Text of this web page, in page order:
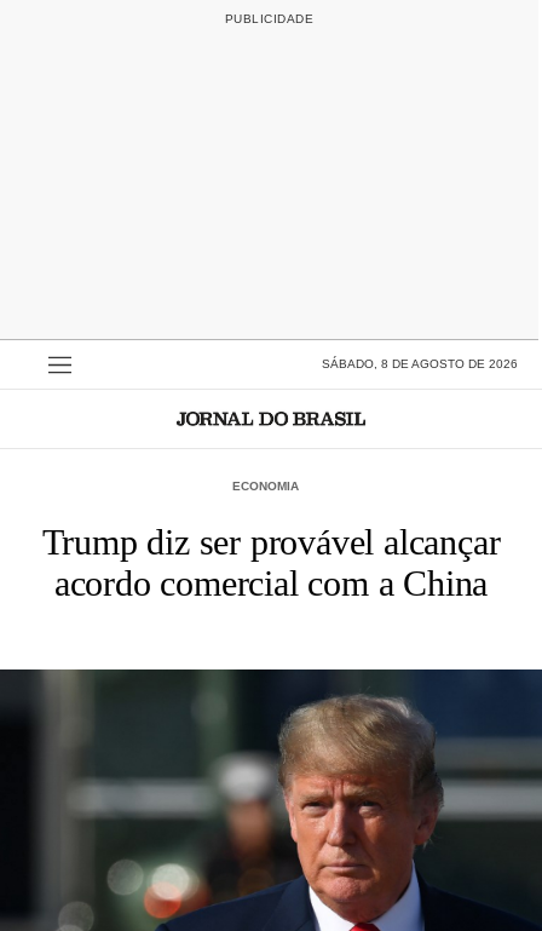
SÁBADO, 8 DE AGOSTO DE 2026
ECONOMIA
Trump diz ser provável alcançar
acordo comercial com a China